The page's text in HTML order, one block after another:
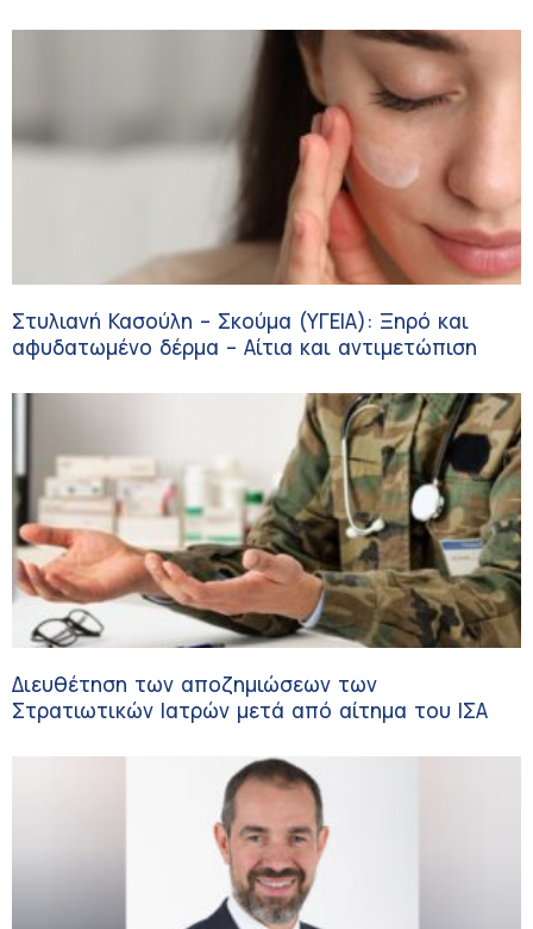
Στυλιανή Κασούλη – Σκούμα (ΥΓΕΙΑ): Ξηρό και
αφυδατωμένο δέρμα – Αίτια και αντιμετώπιση
Διευθέτηση των αποζημιώσεων των
Στρατιωτικών Ιατρών μετά από αίτημα του ΙΣΑ